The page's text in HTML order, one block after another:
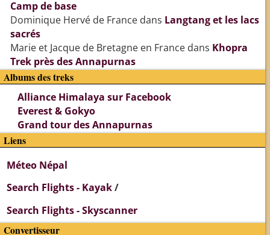
Camp de base
Dominique Hervé de Francedans Langtang et les lacs
sacrés
Marie et Jacque de Bretagne en Francedans Khopra
Trek près des Annapurnas
Albums des treks
Alliance Himalaya sur Facebook
Everest & Gokyo
Grand tour des Annapurnas
Liens
Méteo Népal
Search Flights - Kayak/
Search Flights - Skyscanner
Convertisseur